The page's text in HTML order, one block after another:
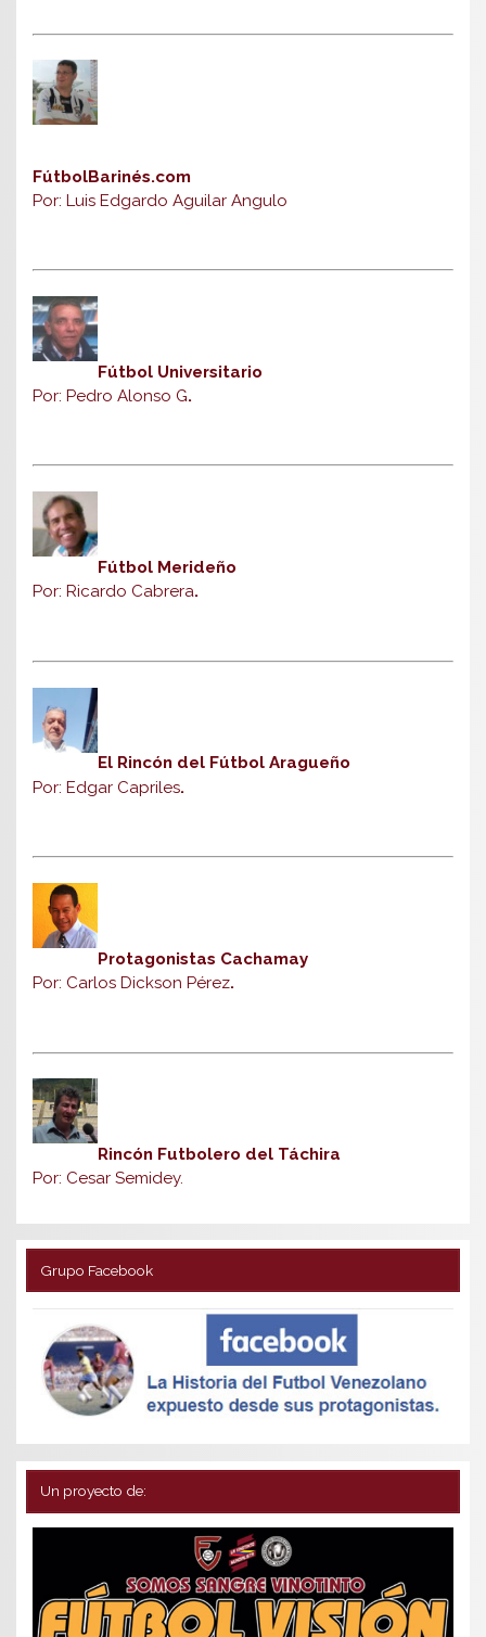
FútbolBarinés.com
Por: Luis Edgardo Aguilar Angulo
Fútbol Universitario
Por: Pedro Alonso G.
Fútbol Merideño
Por: Ricardo Cabrera.
El Rincón del Fútbol Aragueño
Por: Edgar Capriles.
Protagonistas Cachamay
Por: Carlos Dickson Pérez.
Rincón Futbolero del Táchira
Por: Cesar Semidey.
Grupo Facebook
Un proyecto de: